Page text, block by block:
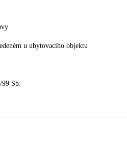
u ubytovacího objektu
Sb.